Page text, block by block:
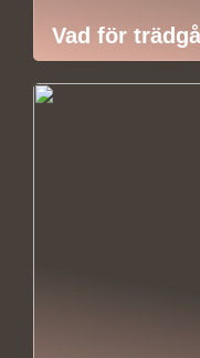
Vad för